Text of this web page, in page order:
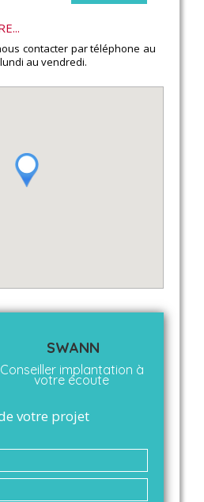
contacter par téléphone au
au vendredi.
SWANN
Conseiller implantation à
votre écoute
votre projet